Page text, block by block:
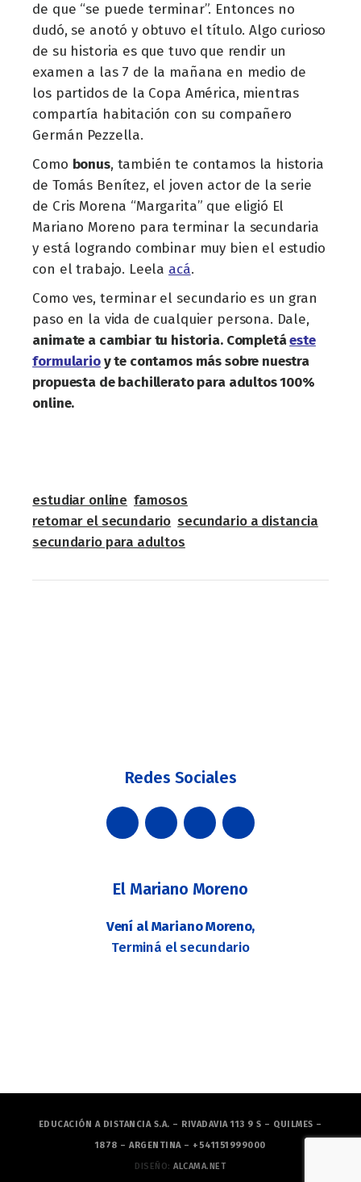
de que “se puede terminar”. Entonces no
dudó, se anotó y obtuvo el título. Algo curioso
de su historia es que tuvo que rendir un
examen a las 7 de la mañana en medio de
los partidos de la Copa América, mientras
compartía habitación con su compañero
Germán Pezzella.
Como bonus, también te contamos la historia
de Tomás Benítez, el joven actor de la serie
de Cris Morena “Margarita” que eligió El
Mariano Moreno para terminar la secundaria
y está logrando combinar muy bien el estudio
con el trabajo. Leela acá.
Como ves, terminar el secundario es un gran
paso en la vida de cualquier persona. Dale,
animate a cambiar tu historia. Completáeste
formularioy te contamos más sobre nuestra
propuesta de bachillerato para adultos 100%
online.
estudiar online famosos
retomar el secundario secundario a distancia
secundario para adultos
Redes Sociales
El Mariano Moreno
Vení al Mariano Moreno,
Terminá el secundario
EDUCACIÓN A DISTANCIA S.A. – RIVADAVIA 113 9 S – QUILMES –
1878 – ARGENTINA – +541151999000
DISEÑO:ALCAMA.NET